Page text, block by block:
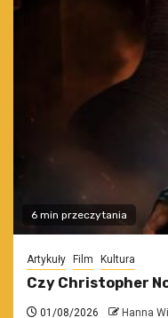
6 min przeczytania
Artykuły Film Kultura
Czy Christopher
01/08/2026 Hanna